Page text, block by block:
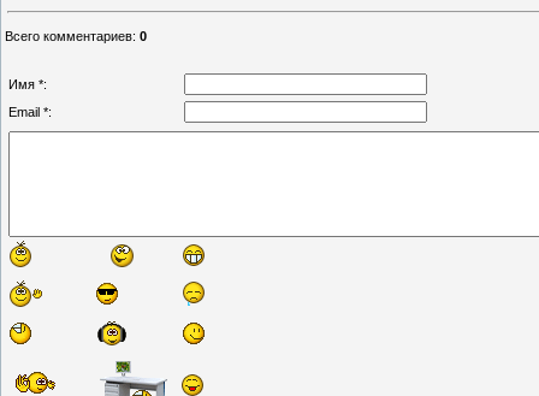
Всего комментариев: 0
Имя *:
Email *: